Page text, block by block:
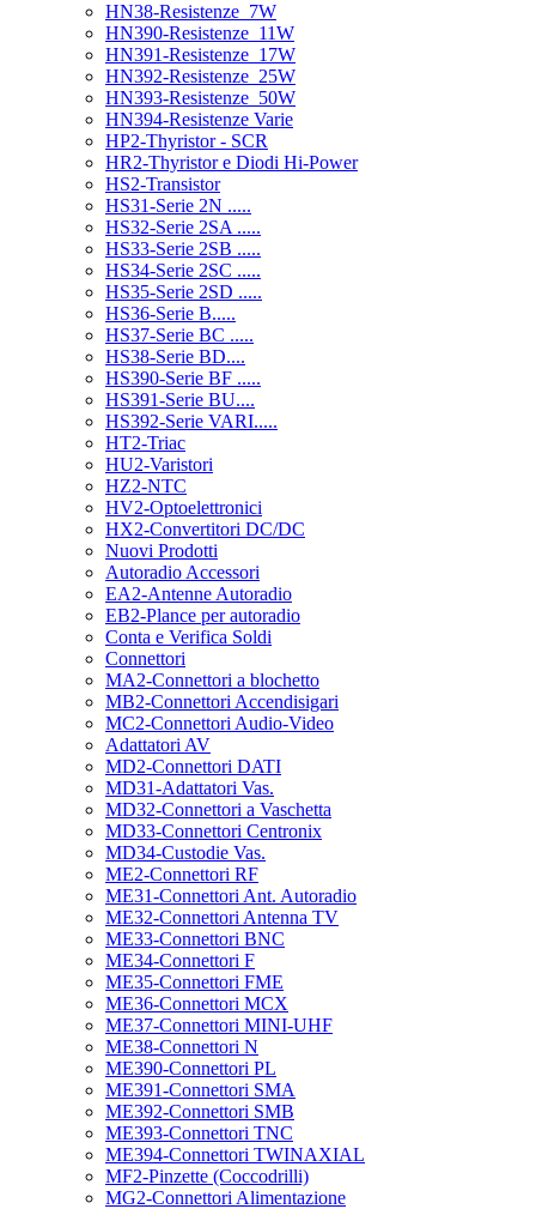
HN38-Resistenze_7W
HN390-Resistenze_11W
HN391-Resistenze_17W
HN392-Resistenze_25W
HN393-Resistenze_50W
HN394-Resistenze Varie
HP2-Thyristor - SCR
HR2-Thyristor e Diodi Hi-Power
HS2-Transistor
HS31-Serie 2N .....
HS32-Serie 2SA .....
HS33-Serie 2SB .....
HS34-Serie 2SC .....
HS35-Serie 2SD .....
HS36-Serie B.....
HS37-Serie BC .....
HS38-Serie BD....
HS390-Serie BF .....
HS391-Serie BU....
HS392-Serie VARI.....
HT2-Triac
HU2-Varistori
HZ2-NTC
HV2-Optoelettronici
HX2-Convertitori DC/DC
Nuovi Prodotti
Autoradio Accessori
EA2-Antenne Autoradio
EB2-Plance per autoradio
Conta e Verifica Soldi
Connettori
MA2-Connettori a blochetto
MB2-Connettori Accendisigari
MC2-Connettori Audio-Video
Adattatori AV
MD2-Connettori DATI
MD31-Adattatori Vas.
MD32-Connettori a Vaschetta
MD33-Connettori Centronix
MD34-Custodie Vas.
ME2-Connettori RF
ME31-Connettori Ant. Autoradio
ME32-Connettori Antenna TV
ME33-Connettori BNC
ME34-Connettori F
ME35-Connettori FME
ME36-Connettori MCX
ME37-Connettori MINI-UHF
ME38-Connettori N
ME390-Connettori PL
ME391-Connettori SMA
ME392-Connettori SMB
ME393-Connettori TNC
ME394-Connettori TWINAXIAL
MF2-Pinzette (Coccodrilli)
MG2-Connettori Alimentazione